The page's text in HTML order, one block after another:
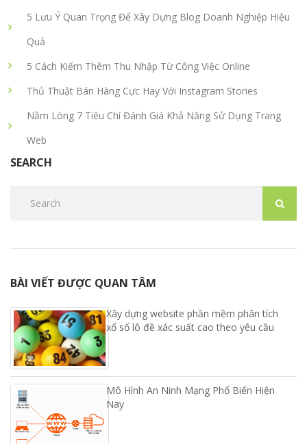
5 Lưu Ý Quan Trọng Để Xây Dựng Blog Doanh Nghiệp Hiệu
Quả
5 Cách Kiếm Thêm Thu Nhập Từ Công Việc Online
Thủ Thuật Bán Hàng Cực Hay Với Instagram Stories
Nằm Lòng 7 Tiêu Chí Đánh Giá Khả Năng Sử Dụng Trang
Web
SEARCH
BÀI VIẾT ĐƯỢC QUAN TÂM
Xây dựng website phần mềm phân tích
xổ số lô đề xác suất cao theo yêu cầu
Mô Hình An Ninh Mạng Phổ Biến Hiện
Nay